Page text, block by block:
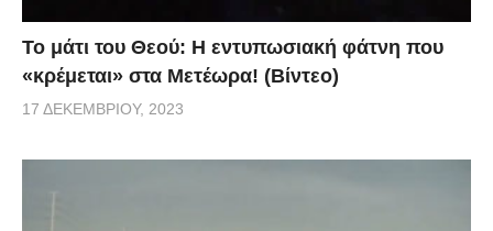
Το μάτι του Θεού: Η εντυπωσιακή φάτνη που
«κρέμεται» στα Μετέωρα! (Βίντεο)
17 ΔΕΚΕΜΒΡΊΟΥ, 2023